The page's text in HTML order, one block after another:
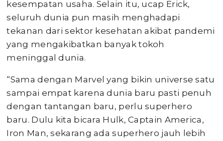
kesempatan usaha. Selain itu, ucap Erick,
seluruh dunia pun masih menghadapi
tekanan dari sektor kesehatan akibat pandemi
yang mengakibatkan banyak tokoh
meninggal dunia.
“Sama dengan Marvel yang bikin universe satu
sampai empat karena dunia baru pasti penuh
dengan tantangan baru, perlu superhero
baru. Dulu kita bicara Hulk, Captain America,
Iron Man, sekarang ada superhero jauh lebih